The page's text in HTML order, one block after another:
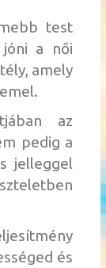
test
a női
amely
az
pedig a
jelleggel
és